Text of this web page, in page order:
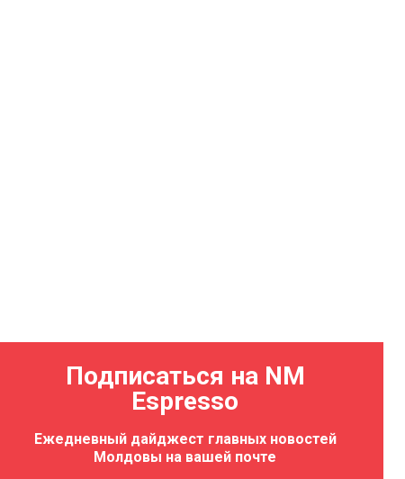
Подписаться на NM
Espresso
Ежедневный дайджест главных новостей
Молдовы на вашей почте